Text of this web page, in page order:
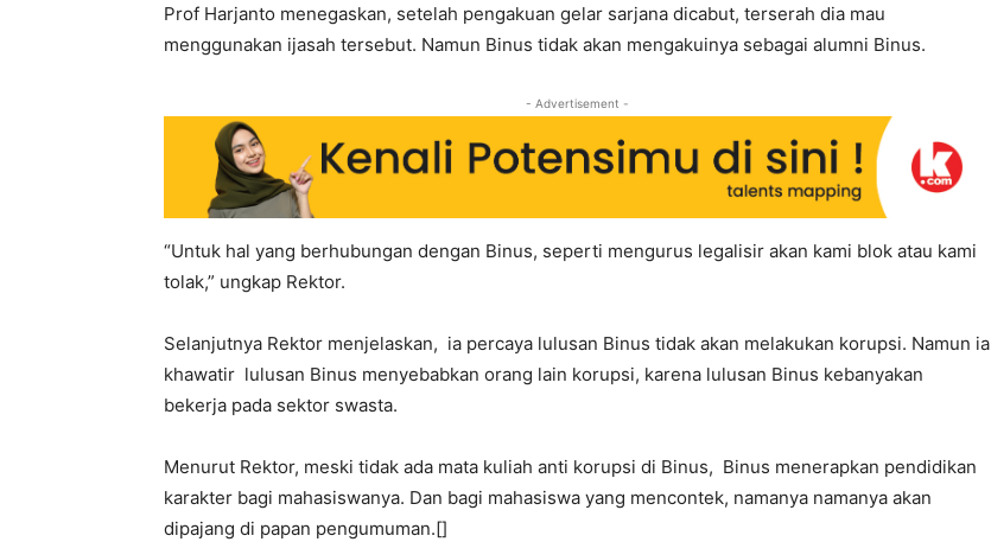
Prof Harjanto menegaskan, setelah pengakuan gelar sarjana dicabut, terserah dia mau
menggunakan ijasah tersebut. Namun Binus tidak akan mengakuinya sebagai alumni Binus.
- Advertisement -
“Untuk hal yang berhubungan dengan Binus, seperti mengurus legalisir akan kami blok atau kami
tolak,” ungkap Rektor.
Selanjutnya Rektor menjelaskan, ia percaya lulusan Binus tidak akan melakukan korupsi. Namun ia
khawatir lulusan Binus menyebabkan orang lain korupsi, karena lulusan Binus kebanyakan
bekerja pada sektor swasta.
Menurut Rektor, meski tidak ada mata kuliah anti korupsi di Binus, Binus menerapkan pendidikan
karakter bagi mahasiswanya. Dan bagi mahasiswa yang mencontek, namanya namanya akan
dipajang di papan pengumuman.[]